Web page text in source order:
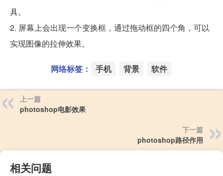
具。
2. 屏幕上会出现一个变换框，通过拖动框的四个角，可以
实现图像的拉伸效果。
网络标签： 手机 背景 软件
上一篇
photoshop电影效果
下一篇
photoshop路径作用
相关问题